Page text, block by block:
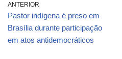
ANTERIOR
Pastor indígena é preso em
Brasília durante participação
em atos antidemocráticos